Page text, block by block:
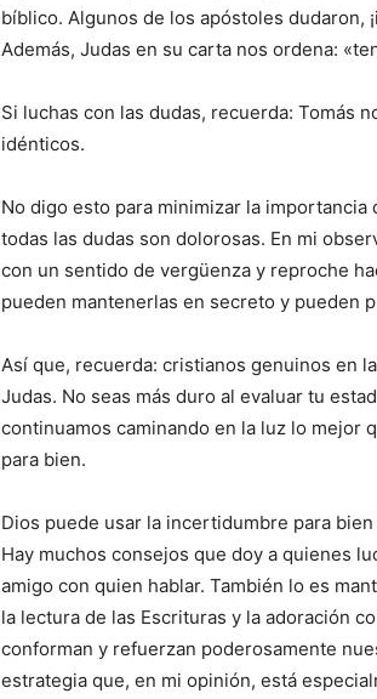
bíblico. Algunos de los apóstoles dudaron,
Además, Judas en su carta nos ordena:
Si luchas con las dudas, recuerda: Tomás
idénticos.
No digo esto para minimizar la
todas las dudas son dolorosas. En mi
con un sentido de vergüenza y reproche
pueden mantenerlas en secreto y pueden
Así que, recuerda: cristianos genuinos en
Judas. No seas más duro al evaluar tu
continuamos caminando en la luz lo mejor
para bien.
Dios puede usar la incertidumbre para bien
Hay muchos consejos que doy a quienes
amigo con quien hablar. También lo es
la lectura de las Escrituras y la adoración
conforman y refuerzan poderosamente
estrategia que, en mi opinión, está